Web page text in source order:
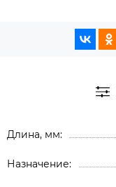
Длина, мм
Назначение